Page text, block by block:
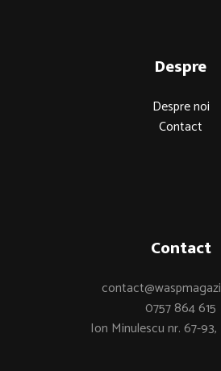
Despre
Despre noi
Contact
Contact
0757 864 615
Ion Minulescu nr. 67-